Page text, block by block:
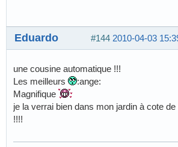
#144 2010-04-03
Eduardo
une cousine automatique !!!
Les meilleurs
:ange:
Magnifique
je la verrai bien dans mon jardin à cote
!!!!